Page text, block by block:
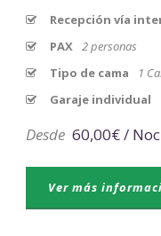
Recepción vía
PAX 2 personas
Tipo de cama
1
Garaje individual
Desde 60,00€ /
Ver más